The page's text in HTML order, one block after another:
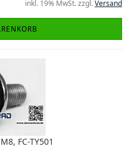
inkl. 19% MwSt. zzgl.Versand
FC-TY501